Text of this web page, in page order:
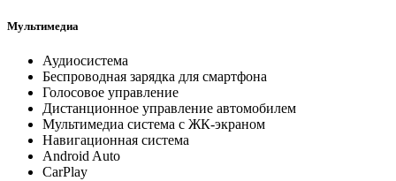
Мультимедиа
Аудиосистема
Беспроводная зарядка для смартфона
Голосовое управление
Дистанционное управление автомобилем
Мультимедиа система с ЖК-экраном
Навигационная система
Android Auto
CarPlay